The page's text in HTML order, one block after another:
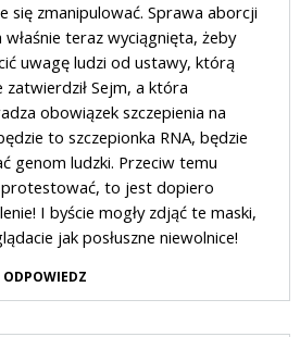
się zmanipulować. Sprawa aborcji
właśnie teraz wyciągnięta, żeby
uwagę ludzi od ustawy, którą
zatwierdził Sejm, a która
obowiązek szczepienia na
to szczepionka RNA, będzie
genom ludzki. Przeciw temu
to jest dopiero
I byście mogły zdjąć te maski,
jak posłuszne niewolnice!
ODPOWIEDZ